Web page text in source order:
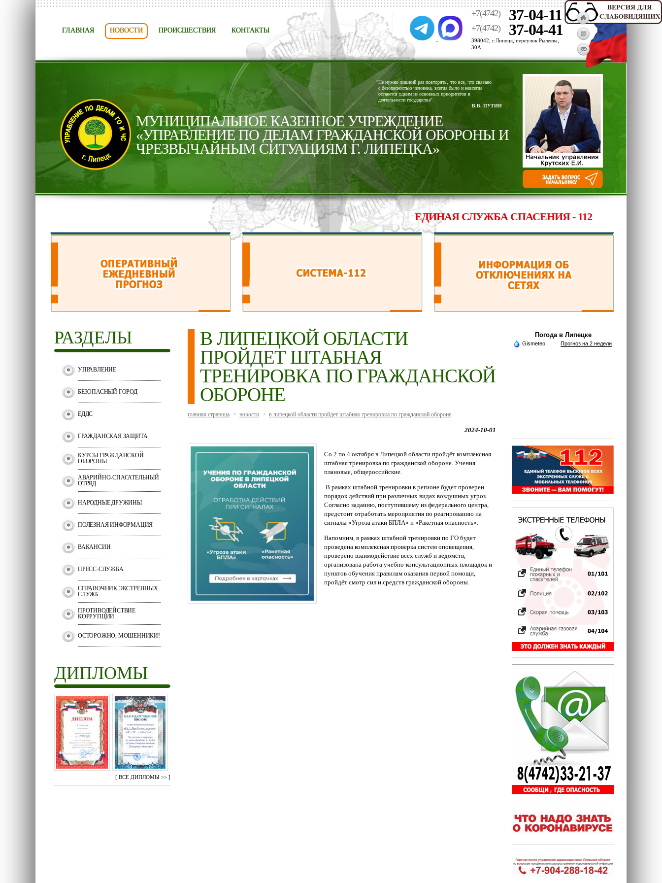
ГЛАВНАЯ НОВОСТИ ПРОИСШЕСТВИЯ КОНТАКТЫ
+7(4742) 37-04-11
+7(4742) 37-04-41
398042, г.Липецк, переулок Рылеева,
30А
"Не нужно лишний раз повторять, что все, что связано
с безопасностью человека, всегда было и навсегда
останется одним из основных приоритетов в
деятельности государства".
В.В. ПУТИН
МУНИЦИПАЛЬНОЕ КАЗЕННОЕ УЧРЕЖДЕНИЕ
«УПРАВЛЕНИЕ ПО ДЕЛАМ ГРАЖДАНСКОЙ ОБОРОНЫ И
ЧРЕЗВЫЧАЙНЫМ СИТУАЦИЯМ Г. ЛИПЕЦКА»
ЕДИНАЯ СЛУЖБА СПАСЕНИЯ - 112,
РАЗДЕЛЫ
УПРАВЛЕНИЕ
БЕЗОПАСНЫЙ ГОРОД
ЕДДС
ГРАЖДАНСКАЯ ЗАЩИТА
КУРСЫ ГРАЖДАНСКОЙ
ОБОРОНЫ
АВАРИЙНО-СПАСАТЕЛЬНЫЙ
ОТРЯД
НАРОДНЫЕ ДРУЖИНЫ
ПОЛЕЗНАЯ ИНФОРМАЦИЯ
ВАКАНСИИ
ПРЕСС-СЛУЖБА
СПРАВОЧНИК ЭКСТРЕННЫХ
СЛУЖБ
ПРОТИВОДЕЙСТВИЕ
КОРРУПЦИИ
ОСТОРОЖНО, МОШЕННИКИ!
ДИПЛОМЫ
[ ВСЕ ДИПЛОМЫ >> ]
В ЛИПЕЦКОЙ ОБЛАСТИ
ПРОЙДЕТ ШТАБНАЯ
ТРЕНИРОВКА ПО ГРАЖДАНСКОЙ
ОБОРОНЕ
главная страница > новости > в липецкой области пройдет штабная тренировка по гражданской обороне
2024-10-01
Со 2 по 4 октября в Липецкой области пройдёт комплексная
штабная тренировка по гражданской обороне. Учения
плановые, общероссийские.
В рамках штабной тренировки в регионе будет проверен
порядок действий при различных видах воздушных угроз.
Согласно заданию, поступившему из федерального центра,
предстоит отработать мероприятия по реагированию на
сигналы «Угроза атаки БПЛА» и «Ракетная опасность».
Напомним, в рамках штабной тренировки по ГО будет
проведена комплексная проверка систем оповещения,
проверено взаимодействие всех служб и ведомств,
организована работа учебно-консультационных площадок и
пунктов обучения правилам оказания первой помощи,
пройдёт смотр сил и средств гражданской обороны.
Погода в Липецке
Gismeteo Прогноз на 2 недели